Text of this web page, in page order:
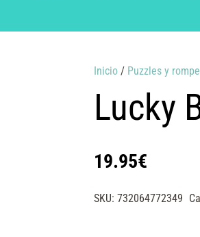
Inicio/ Puzzles y
Lucky
19.95€
SKU: 732064772349